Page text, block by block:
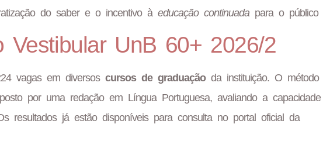
do saber e o incentivo à educação continuadapara o público
Vestibular UnB 60+ 2026/2
vagas em diversos cursos de graduaçãoda instituição. O método
por uma redação em Língua Portuguesa, avaliando a
resultados já estão disponíveis para consulta no portal oficial da